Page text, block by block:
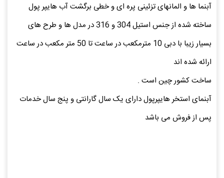
آبنما ها و المانهای تزئینی پره ای و خطی برگشت آب هایپر پول
ساخته شده از جنس استیل 304 و 316 در مدل ها و طرح های
بسیار زیبا با دبی 10 مترمکعب در ساعت تا 50 متر مکعب در ساعت
ارائه شده اند
ساخت کشور چین است .
آبنمای استخر هایپرپول دارای یک سال گارانتی و پنج سال خدمات
پس از فروش می باشد